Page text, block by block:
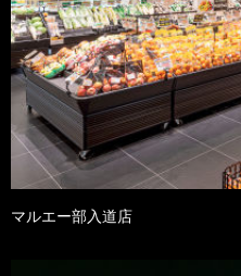
マルエー部入道店